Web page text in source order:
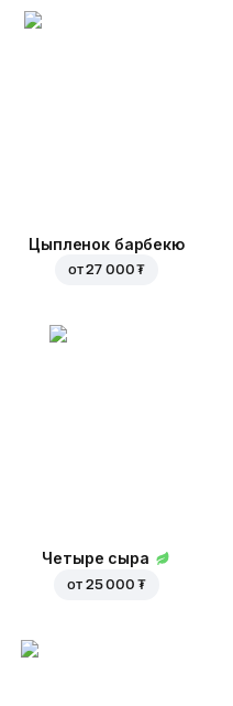
Цыпленок барбекю
от27 000 ₮
Четыре сыра
от 25 000 ₮